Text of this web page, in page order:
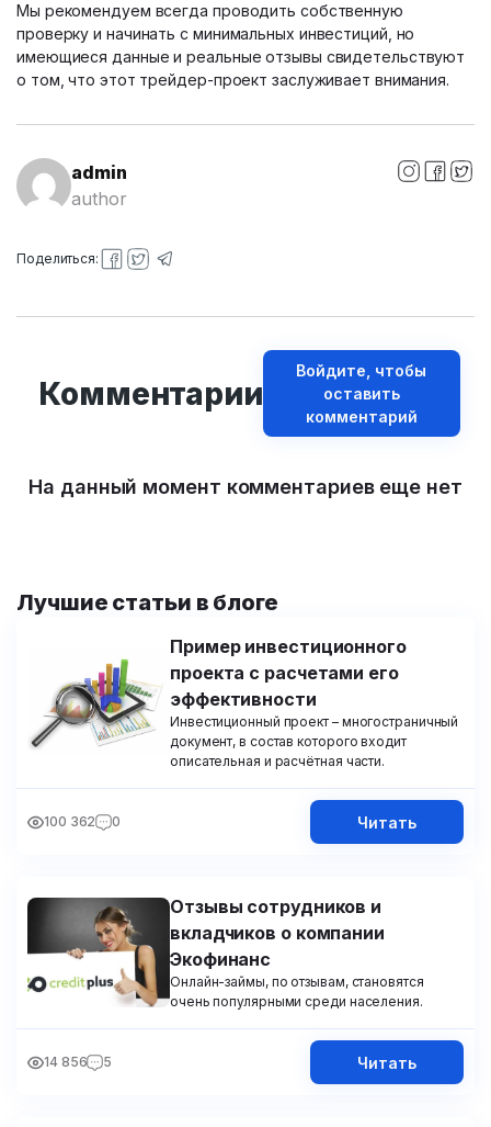
Мы рекомендуем всегда проводить собственную
проверку и начинать с минимальных инвестиций, но
имеющиеся данные и реальные отзывы свидетельствуют
о том, что этот трейдер-проект заслуживает внимания.
admin
author
Поделиться:
Комментарии
Войдите, чтобы
оставить
комментарий
На данный момент комментариев еще нет
Лучшие статьи в блоге
Пример инвестиционного
проекта с расчетами его
эффективности
Инвестиционный проект – многостраничный
документ, в состав которого входит
описательная и расчётная части.
100 362 0 Читать
Отзывы сотрудников и
вкладчиков о компании
Экофинанс
Онлайн-займы, по отзывам, становятся
очень популярными среди населения.
14 856 5 Читать